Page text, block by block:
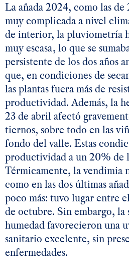
La añada 2024, como las
muy complicada a nivel
de interior, la pluviometría
muy escasa, lo que se
persistente de los dos años
que, en condiciones de
las plantas fuera más de
productividad. Además, la
23 de abril afectó
tiernos, sobre todo en las
fondo del valle. Estas
productividad a un 20% de
Térmicamente, la vendimia
como en las dos últimas
poco más: tuvo lugar entre
de octubre. Sin embargo, la
humedad favorecieron una
sanitario excelente, sin
enfermedades.